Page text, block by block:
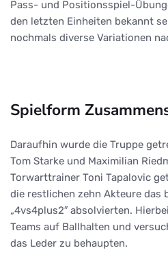
Pass- und Positionsspiel-
den letzten Einheiten bekannt
nochmals diverse Variationen
Spielform
Daraufhin wurde die Truppe
Tom Starke und Maximilian
Torwarttrainer Toni Tapalovic
die restlichen zehn Akteure das
„4vs4plus2″ absolvierten.
Teams auf Ballhalten und
das Leder zu behaupten.